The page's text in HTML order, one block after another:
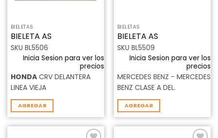
BIELETAS
BIELETA AS
SKU BL5506
Inicia Sesion para ver los
precios
HONDACRV DELANTERA
LINEA VIEJA
AGREGAR
BIELETAS
BIELETA AS
SKU BL5509
Inicia Sesion para ver los
precios
MERCEDES BENZ - MERCEDES
BENZ CLASE A DEL.
AGREGAR